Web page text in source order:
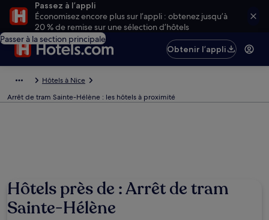
Passez à l’appli
Économisez encore plus sur l’appli : obtenez jusqu’à
20 % de remise sur une sélection d’hôtels
Passer à la section principale
Obtenir l’appli
Hôtels à Nice
Arrêt de tram Sainte-Hélène : les hôtels à proximité
Hôtels près de : Arrêt de tram
Sainte-Hélène